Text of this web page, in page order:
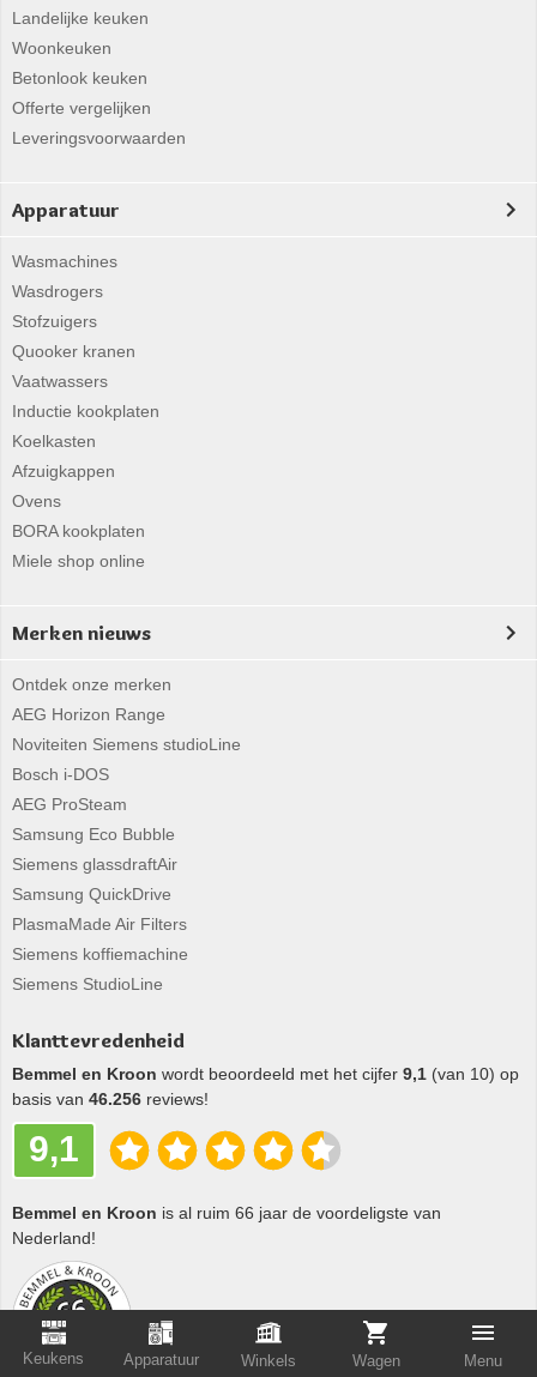
Keukens Apparatuur Winkels Wagen Menu
Landelijke keuken
Woonkeuken
Betonlook keuken
Offerte vergelijken
Leveringsvoorwaarden
Apparatuur
Wasmachines
Wasdrogers
Stofzuigers
Quooker kranen
Vaatwassers
Inductie kookplaten
Koelkasten
Afzuigkappen
Ovens
BORA kookplaten
Miele shop online
Merken nieuws
Ontdek onze merken
AEG Horizon Range
Noviteiten Siemens studioLine
Bosch i-DOS
AEG ProSteam
Samsung Eco Bubble
Siemens glassdraftAir
Samsung QuickDrive
PlasmaMade Air Filters
Siemens koffiemachine
Siemens StudioLine
Klanttevredenheid
Bemmel en Kroon wordt beoordeeld met het cijfer 9,1 (van 10) op
basis van 46.256 reviews!
9,1
Bemmel en Kroon is al ruim 66 jaar de voordeligste van
Nederland!